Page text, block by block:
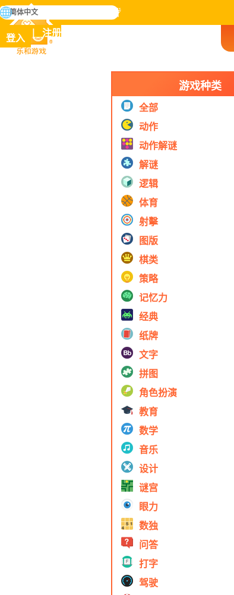
乐和游戏
掌握人类历史上所有游戏
搜
寻
登入 注册
简体中文
游戏种类
全部
动作
动作解谜
解谜
逻辑
体育
射擊
图版
棋类
策略
记忆力
经典
纸牌
文字
拼图
角色扮演
教育
数学
音乐
设计
谜宫
眼力
数独
问答
打字
驾驶